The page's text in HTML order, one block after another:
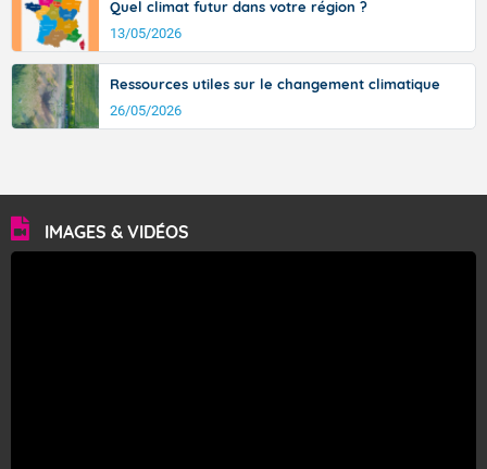
Quel climat futur dans votre région ?
13/05/2026
Ressources utiles sur le changement climatique
26/05/2026
IMAGES & VIDÉOS